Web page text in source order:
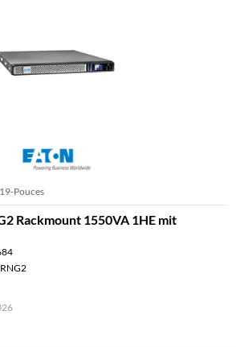
Pouces
Rackmount 1550VA 1HE mit